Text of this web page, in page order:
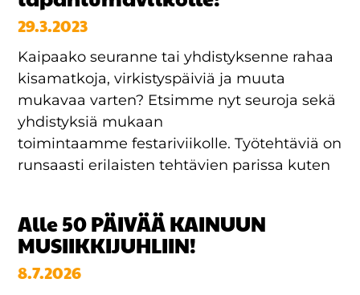
29.3.2023
Kaipaako seuranne tai yhdistyksenne rahaa
kisamatkoja, virkistyspäiviä ja muuta
mukavaa varten? Etsimme nyt seuroja sekä
yhdistyksiä mukaan
toimintaamme festariviikolle. Työtehtäviä on
runsaasti erilaisten tehtävien parissa kuten
Alle 50 PÄIVÄÄ KAINUUN
MUSIIKKIJUHLIIN!
8.7.2026